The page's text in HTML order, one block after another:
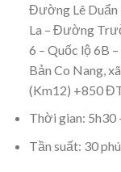
Đường Lê Duẩn
La – Đường
6 – Quốc lộ 6B
Bản Co Nang,
(Km12) +850
Thời gian: 5h30
Tần suất: 30